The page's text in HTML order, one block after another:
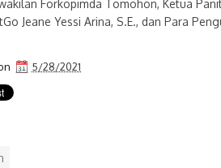
Forkopimda Tomohon, Ketua
Jeane Yessi Arina, S.E., dan Para
5/28/2021